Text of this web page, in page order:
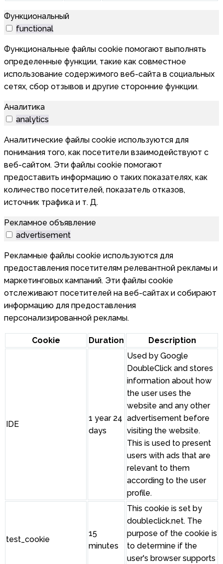
Функциональный
functional
Функциональные файлы cookie помогают выполнять
определенные функции, такие как совместное
использование содержимого веб-сайта в социальных
сетях, сбор отзывов и другие сторонние функции.
Аналитика
analytics
Аналитические файлы cookie используются для
понимания того, как посетители взаимодействуют с
веб-сайтом. Эти файлы cookie помогают
предоставить информацию о таких показателях, как
количество посетителей, показатель отказов,
источник трафика и т. Д.
Рекламное объявление
advertisement
Рекламные файлы cookie используются для
предоставления посетителям релевантной рекламы и
маркетинговых кампаний. Эти файлы cookie
отслеживают посетителей на веб-сайтах и собирают
информацию для предоставления
персонализированной рекламы.
Cookie Duration Description
IDE
1 year 24
days
Used by Google
DoubleClick and stores
information about how
the user uses the
website and any other
advertisement before
visiting the website.
This is used to present
users with ads that are
relevant to them
according to the user
profile.
test_cookie
15
minutes
This cookie is set by
doubleclick.net. The
purpose of the cookie is
to determine if the
user's browser supports